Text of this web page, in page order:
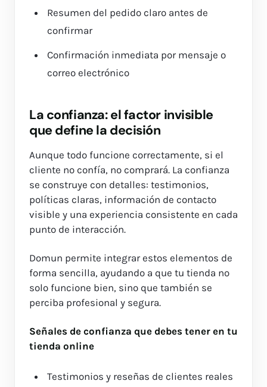
Resumen del pedido claro antes de
confirmar
Confirmación inmediata por mensaje o
correo electrónico
La confianza: el factor invisible
que define la decisión
Aunque todo funcione correctamente, si el
cliente no confía, no comprará. La confianza
se construye con detalles: testimonios,
políticas claras, información de contacto
visible y una experiencia consistente en cada
punto de interacción.
Domun permite integrar estos elementos de
forma sencilla, ayudando a que tu tienda no
solo funcione bien, sino que también se
perciba profesional y segura.
Señales de confianza que debes tener en tu
tienda online
Testimonios y reseñas de clientes reales